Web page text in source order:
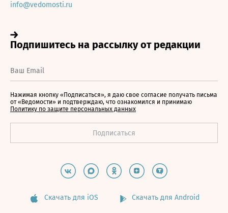
info@vedomosti.ru
Нажимая кнопку «Подписаться», я даю свое согласие получать письма
от «Ведомости» и подтверждаю, что ознакомился и принимаю
Политику по защите персональных данных
Скачать для iOS Скачать для Android